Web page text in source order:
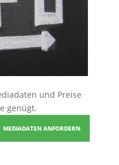
und Preise
genügt.
MEDIADATEN ANFORDERN